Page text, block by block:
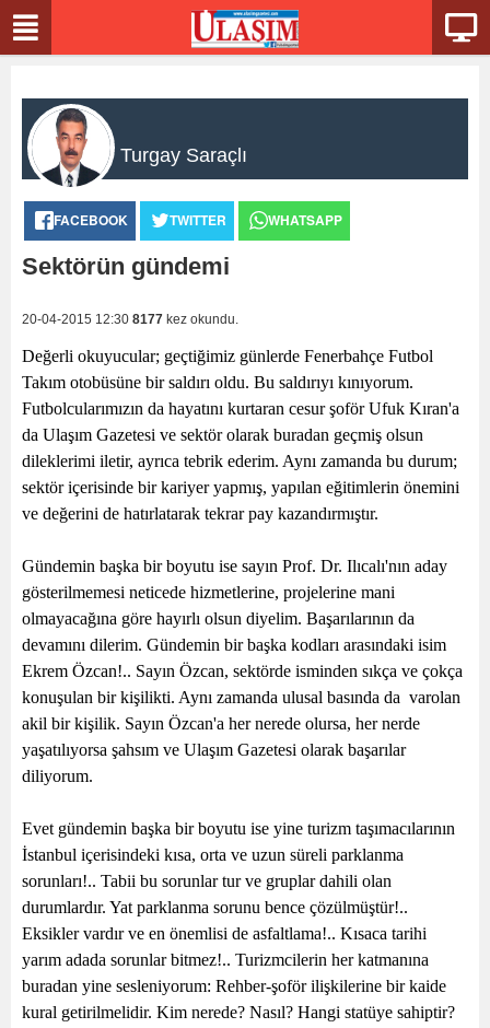
Turgay Saraçlı
FACEBOOK TWITTER WHATSAPP
Sektörün gündemi
20-04-2015 12:30 8177 kez okundu.
Değerli okuyucular; geçtiğimiz günlerde Fenerbahçe Futbol
Takım otobüsüne bir saldırı oldu. Bu saldırıyı kınıyorum.
Futbolcularımızın da hayatını kurtaran cesur şoför Ufuk Kıran'a
da Ulaşım Gazetesi ve sektör olarak buradan geçmiş olsun
dileklerimi iletir, ayrıca tebrik ederim. Aynı zamanda bu durum;
sektör içerisinde bir kariyer yapmış, yapılan eğitimlerin önemini
ve değerini de hatırlatarak tekrar pay kazandırmıştır.
Gündemin başka bir boyutu ise sayın Prof. Dr. Ilıcalı'nın aday
gösterilmemesi neticede hizmetlerine, projelerine mani
olmayacağına göre hayırlı olsun diyelim. Başarılarının da
devamını dilerim. Gündemin bir başka kodları arasındaki isim
Ekrem Özcan!.. Sayın Özcan, sektörde isminden sıkça ve çokça
konuşulan bir kişilikti. Aynı zamanda ulusal basında da varolan
akil bir kişilik. Sayın Özcan'a her nerede olursa, her nerde
yaşatılıyorsa şahsım ve Ulaşım Gazetesi olarak başarılar
diliyorum.
Evet gündemin başka bir boyutu ise yine turizm taşımacılarının
İstanbul içerisindeki kısa, orta ve uzun süreli parklanma
sorunları!.. Tabii bu sorunlar tur ve gruplar dahili olan
durumlardır. Yat parklanma sorunu bence çözülmüştür!..
Eksikler vardır ve en önemlisi de asfaltlama!.. Kısaca tarihi
yarım adada sorunlar bitmez!.. Turizmcilerin her katmanına
buradan yine sesleniyorum: Rehber-şoför ilişkilerine bir kaide
kural getirilmelidir. Kim nerede? Nasıl? Hangi statüye sahiptir?